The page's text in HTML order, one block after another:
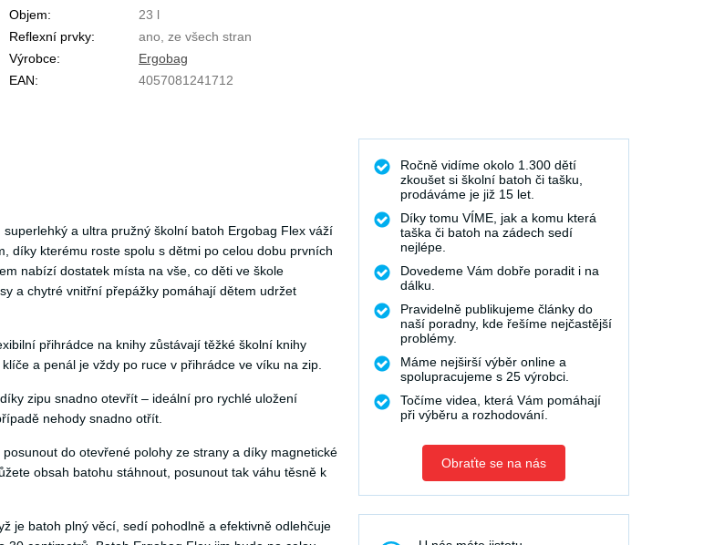
Objem:
23 l
Reflexní prvky:
ano, ze všech stran
Výrobce:
Ergobag
EAN:
4057081241712
a ultra pružný školní batoh Ergobag Flex váží
díky kterému roste spolu s dětmi po celou dobu prvních
nabízí dostatek místa na vše, co děti ve škole
a chytré vnitřní přepážky pomáhají dětem udržet
přihrádce na knihy zůstávají těžké školní knihy
a penál je vždy po ruce v přihrádce ve víku na zip.
zipu snadno otevřít – ideální pro rychlé uložení
nehody snadno otřít.
do otevřené polohy ze strany a díky magnetické
obsah batohu stáhnout, posunout tak váhu těsně k
je batoh plný věcí, sedí pohodlně a efektivně odlehčuje
Ročně vidíme okolo 1.300 dětí
zkoušet si školní batoh či tašku,
prodáváme je již 15 let.
Díky tomu VÍME, jak a komu která
taška či batoh na zádech sedí
nejlépe.
Dovedeme Vám dobře poradit i na
dálku.
Pravidelně publikujeme články do
naší poradny, kde řešíme nejčastější
problémy.
Máme nejširší výběr online a
spolupracujeme s 25 výrobci.
Točíme videa, která Vám pomáhají
při výběru a rozhodování.
Obraťte se na nás